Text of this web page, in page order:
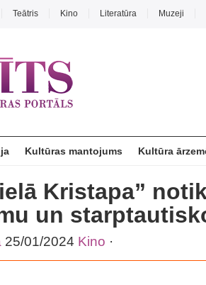
Teātris Kino Literatūra Muzeji
Kultūras mantojums Kultūra
Kristapa”
un
25/01/2024 Kino ·